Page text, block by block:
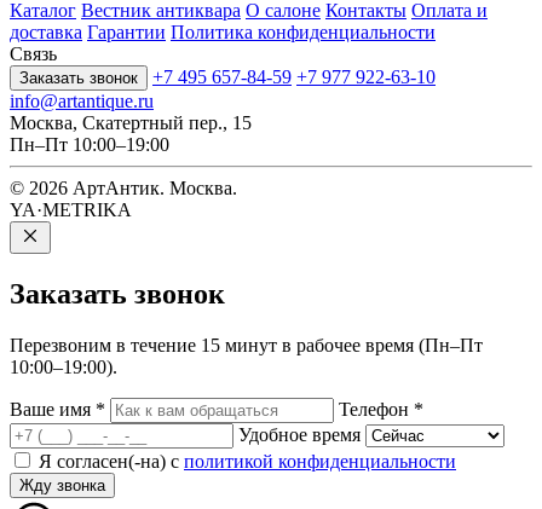
Каталог Вестник антиквара О салоне Контакты Оплата и
доставка Гарантии Политика конфиденциальности
Связь
Заказать звонок +7 495 657-84-59 +7 977 922-63-10
info@artantique.ru
Москва, Скатертный пер., 15
Пн–Пт 10:00–19:00
© 2026 АртАнтик. Москва.
YA·METRIKA
Заказать звонок
Перезвоним в течение 15 минут в рабочее время (Пн–Пт
10:00–19:00).
Ваше имя * Телефон *
Удобное время
Я согласен(-на) с политикой конфиденциальности
Жду звонка